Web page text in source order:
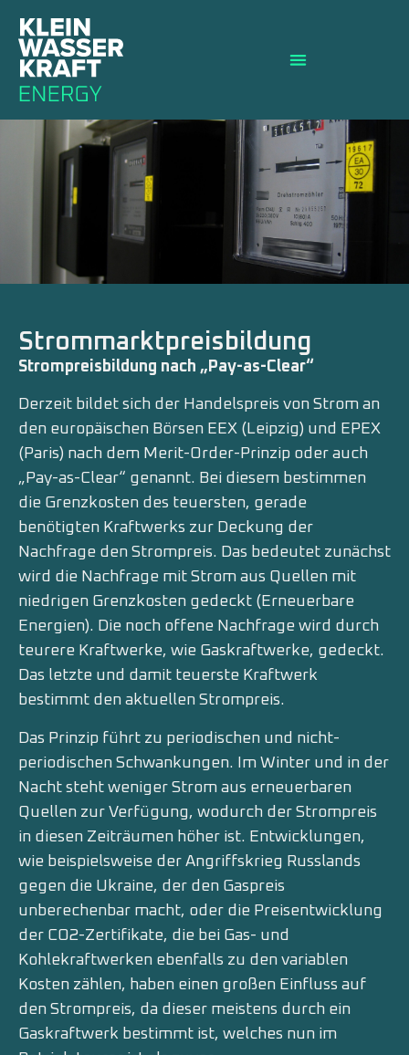
Strommarktpreisbildung
Strompreisbildung nach „Pay-as-Clear“
Derzeit bildet sich der Handelspreis von Strom an
den europäischen Börsen EEX (Leipzig) und EPEX
(Paris) nach dem Merit-Order-Prinzip oder auch
„Pay-as-Clear“ genannt. Bei diesem bestimmen
die Grenzkosten des teuersten, gerade
benötigten Kraftwerks zur Deckung der
Nachfrage den Strompreis. Das bedeutet zunächst
wird die Nachfrage mit Strom aus Quellen mit
niedrigen Grenzkosten gedeckt (Erneuerbare
Energien). Die noch offene Nachfrage wird durch
teurere Kraftwerke, wie Gaskraftwerke, gedeckt.
Das letzte und damit teuerste Kraftwerk
bestimmt den aktuellen Strompreis.
Das Prinzip führt zu periodischen und nicht-
periodischen Schwankungen. Im Winter und in der
Nacht steht weniger Strom aus erneuerbaren
Quellen zur Verfügung, wodurch der Strompreis
in diesen Zeiträumen höher ist. Entwicklungen,
wie beispielsweise der Angriffskrieg Russlands
gegen die Ukraine, der den Gaspreis
unberechenbar macht, oder die Preisentwicklung
der CO2-Zertifikate, die bei Gas- und
Kohlekraftwerken ebenfalls zu den variablen
Kosten zählen, haben einen großen Einfluss auf
den Strompreis, da dieser meistens durch ein
Gaskraftwerk bestimmt ist, welches nun im